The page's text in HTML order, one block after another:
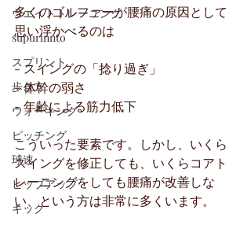
ウエイトトレーニング
supurinnto
スプリント
歩き方
ウォーキング
ピッチング
球速
ヒップアップ
キック
多くのゴルファーが腰痛の原因として
思い浮かべるのは
- スイングの「捻り過ぎ」
- 体幹の弱さ
- 年齢による筋力低下
こういった要素です。しかし、いくら
スイングを修正しても、いくらコアト
レーニングをしても腰痛が改善しな
い、という方は非常に多くいます。